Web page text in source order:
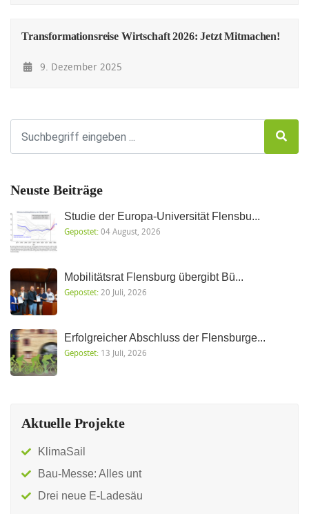
Transformationsreise Wirtschaft 2026: Jetzt Mitmachen!
9. Dezember 2025
Neuste Beiträge
Studie der Europa-Universität Flensbu...
Gepostet:04 August, 2026
Mobilitätsrat Flensburg übergibt Bü...
Gepostet: 20 Juli, 2026
Erfolgreicher Abschluss der Flensburge...
Gepostet: 13 Juli, 2026
Aktuelle Projekte
KlimaSail
Bau-Messe: Alles unt
Drei neue E-Ladesäu